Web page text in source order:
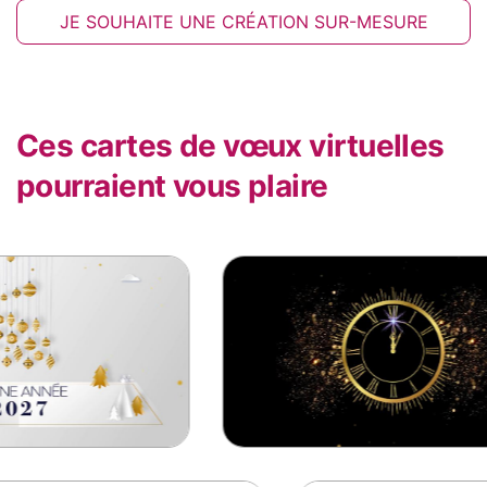
JE SOUHAITE UNE CRÉATION SUR-MESURE
Ces cartes de vœux virtuelles
pourraient vous plaire